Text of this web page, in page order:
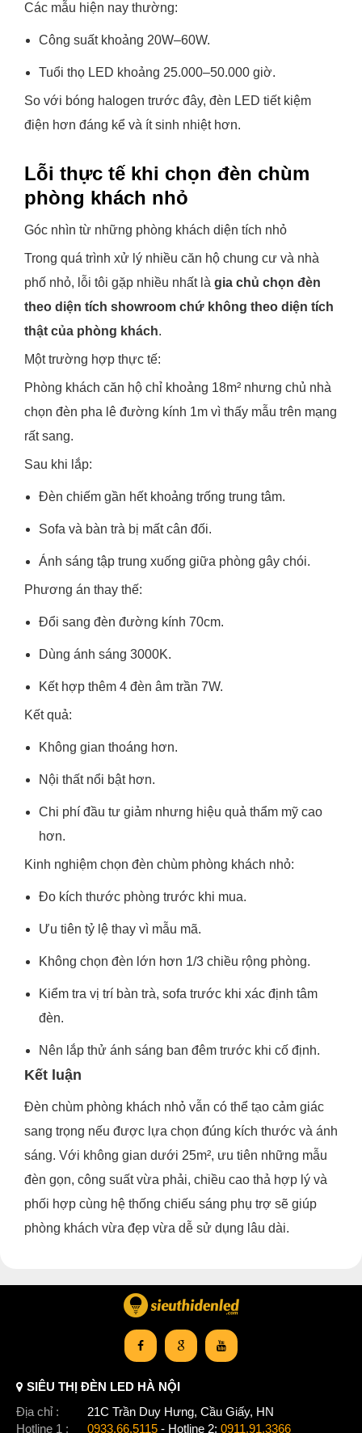
Các mẫu hiện nay thường:
Công suất khoảng 20W–60W.
Tuổi thọ LED khoảng 25.000–50.000 giờ.
So với bóng halogen trước đây, đèn LED tiết kiệm
điện hơn đáng kể và ít sinh nhiệt hơn.
Lỗi thực tế khi chọn đèn chùm
phòng khách nhỏ
Góc nhìn từ những phòng khách diện tích nhỏ
Trong quá trình xử lý nhiều căn hộ chung cư và nhà
phố nhỏ, lỗi tôi gặp nhiều nhất là gia chủ chọn đèn
theo diện tích showroom chứ không theo diện tích
thật của phòng khách.
Một trường hợp thực tế:
Phòng khách căn hộ chỉ khoảng 18m² nhưng chủ nhà
chọn đèn pha lê đường kính 1m vì thấy mẫu trên mạng
rất sang.
Sau khi lắp:
Đèn chiếm gần hết khoảng trống trung tâm.
Sofa và bàn trà bị mất cân đối.
Ánh sáng tập trung xuống giữa phòng gây chói.
Phương án thay thế:
Đổi sang đèn đường kính 70cm.
Dùng ánh sáng 3000K.
Kết hợp thêm 4 đèn âm trần 7W.
Kết quả:
Không gian thoáng hơn.
Nội thất nổi bật hơn.
Chi phí đầu tư giảm nhưng hiệu quả thẩm mỹ cao
hơn.
Kinh nghiệm chọn đèn chùm phòng khách nhỏ:
Đo kích thước phòng trước khi mua.
Ưu tiên tỷ lệ thay vì mẫu mã.
Không chọn đèn lớn hơn 1/3 chiều rộng phòng.
Kiểm tra vị trí bàn trà, sofa trước khi xác định tâm
đèn.
Nên lắp thử ánh sáng ban đêm trước khi cố định.
Kết luận
Đèn chùm phòng khách nhỏ vẫn có thể tạo cảm giác
sang trọng nếu được lựa chọn đúng kích thước và ánh
sáng. Với không gian dưới 25m², ưu tiên những mẫu
đèn gọn, công suất vừa phải, chiều cao thả hợp lý và
phối hợp cùng hệ thống chiếu sáng phụ trợ sẽ giúp
phòng khách vừa đẹp vừa dễ sử dụng lâu dài.
SIÊU THỊ ĐÈN LED HÀ NỘI
Địa chỉ :
21C Trần Duy Hưng, Cầu Giấy, HN
Hotline 1 :
0933.66.5115 - Hotline 2: 0911.91.3366